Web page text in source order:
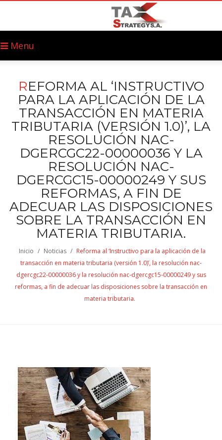
Menu
REFORMA AL ‘INSTRUCTIVO
PARA LA APLICACIÓN DE LA
TRANSACCIÓN EN MATERIA
TRIBUTARIA (VERSIÓN 1.0)’, LA
RESOLUCIÓN NAC-
DGERCGC22-00000036 Y LA
RESOLUCIÓN NAC-
DGERCGC15-00000249 Y SUS
REFORMAS, A FIN DE
ADECUAR LAS DISPOSICIONES
SOBRE LA TRANSACCIÓN EN
MATERIA TRIBUTARIA.
Inicio / Noticias / Reforma al ‘Instructivo para la aplicación de la
transacción en materia tributaria (versión 1.0)’, la resolución nac-
dgercgc22-00000036 y la resolución nac-dgercgc15-00000249 y sus
reformas, a fin de adecuar las disposiciones sobre la transacción en
materia tributaria.